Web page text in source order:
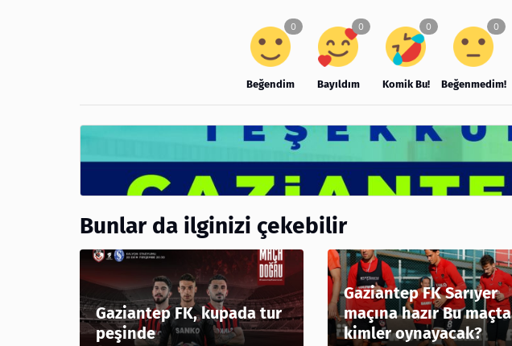
Beğendim Bayıldım Komik Bu! Beğenmedim!
Bunlar da ilginizi çekebilir
Gaziantep FK, kupada tur
peşinde
Gaziantep FK Sarıyer
maçına hazır Bu maçta
kimler oynayacak?